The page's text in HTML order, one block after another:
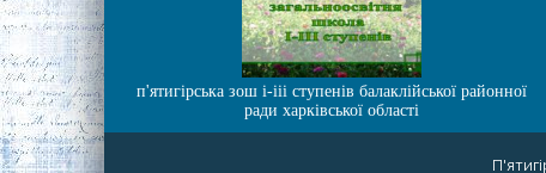
п'ятигірська зош і-ііі ступенів балаклійської районної
ради харківської області